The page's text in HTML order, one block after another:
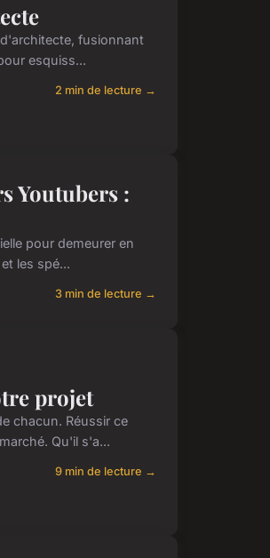
fusionnant
esquiss...
2 min de lecture →
Youtubers :
pour demeurer en
les spé...
3 min de lecture →
projet
chacun. Réussir ce
Qu'il s'a...
9 min de lecture →